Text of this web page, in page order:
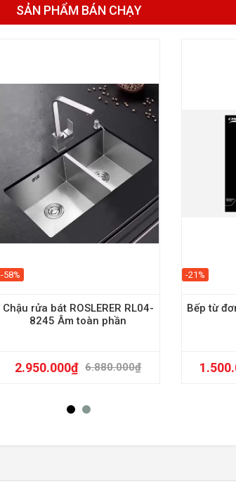
SẢN PHẨM BÁN CHẠY
-58%
Chậu rửa bát ROSLERER RL04-
8245 Âm toàn phần
6.880.000₫
2.950.000₫
-21%
Bếp từ